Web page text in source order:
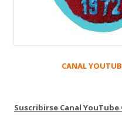
CANAL
Suscribirse Canal